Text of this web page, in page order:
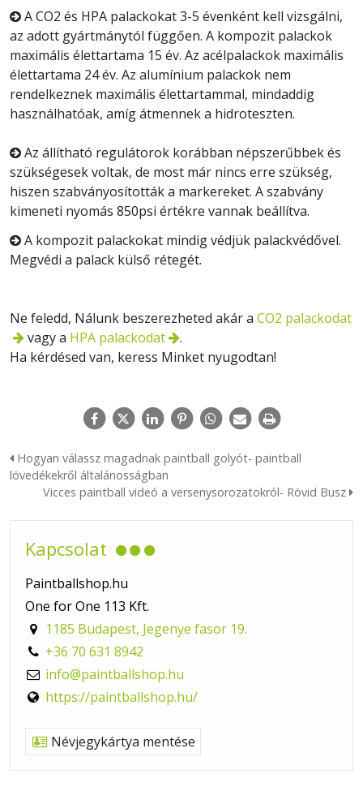
 A CO2 és HPA palackokat 3-5 évenként kell vizsgálni,
az adott gyártmánytól függően. A kompozit palackok
maximális élettartama 15 év. Az acélpalackok maximális
élettartama 24 év. Az alumínium palackok nem
rendelkeznek maximális élettartammal, mindaddig
használhatóak, amíg átmennek a hidroteszten.
 Az állítható regulátorok korábban népszerűbbek és
szükségesek voltak, de most már nincs erre szükség,
hiszen szabványosították a markereket. A szabvány
kimeneti nyomás 850psi értékre vannak beállítva.
 A kompozit palackokat mindig védjük palackvédővel.
Megvédi a palack külső rétegét.
Ne feledd, Nálunk beszerezheted akár a CO2 palackodat
vagy a HPA palackodat
.
Ha kérdésed van, keress Minket nyugodtan!
Hogyan válassz magadnak paintball golyót- paintball
lövedékekről általánosságban
Vicces paintball videó a versenysorozatokról- Rövid Busz
Kapcsolat
Paintballshop.hu
One for One 113 Kft.
1185 Budapest, Jegenye fasor 19.
+36 70 631 8942
info@paintballshop.hu
https://paintballshop.hu/
Névjegykártya mentése